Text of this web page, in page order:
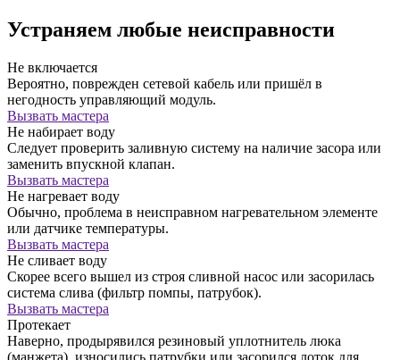
Устраняем любые неисправности
Не включается
Вероятно, поврежден сетевой кабель или пришёл в
негодность управляющий модуль.
Вызвать мастера
Не набирает воду
Следует проверить заливную систему на наличие засора или
заменить впускной клапан.
Вызвать мастера
Не нагревает воду
Обычно, проблема в неисправном нагревательном элементе
или датчике температуры.
Вызвать мастера
Не сливает воду
Скорее всего вышел из строя сливной насос или засорилась
система слива (фильтр помпы, патрубок).
Вызвать мастера
Протекает
Наверно, продырявился резиновый уплотнитель люка
(манжета), износились патрубки или засорился лоток для